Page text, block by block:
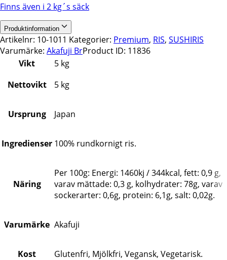
Finns även i 2 kg´s säck
Produktinformation
Artikelnr: 10-1011 Kategorier: Premium, RIS, SUSHIRIS
Varumärke: Akafuji BrProduct ID: 11836
Vikt
5 kg
Nettovikt
5 kg
Ursprung Japan
Ingredienser 100% rundkornigt ris.
Näring
Per 100g: Energi: 1460kj / 344kcal, fett: 0,9 g,
varav mättade: 0,3 g, kolhydrater: 78g, varav
sockerarter: 0,6g, protein: 6,1g, salt: 0,02g.
Varumärke Akafuji
Kost Glutenfri, Mjölkfri, Vegansk, Vegetarisk.